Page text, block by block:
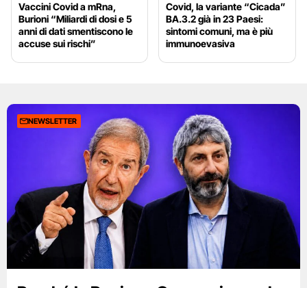
Vaccini Covid a mRna,
Burioni “Miliardi di dosi e 5
anni di dati smentiscono le
accuse sui rischi”
Covid, la variante “Cicada”
BA.3.2 già in 23 Paesi:
sintomi comuni, ma è più
immunoevasiva
NEWSLETTER